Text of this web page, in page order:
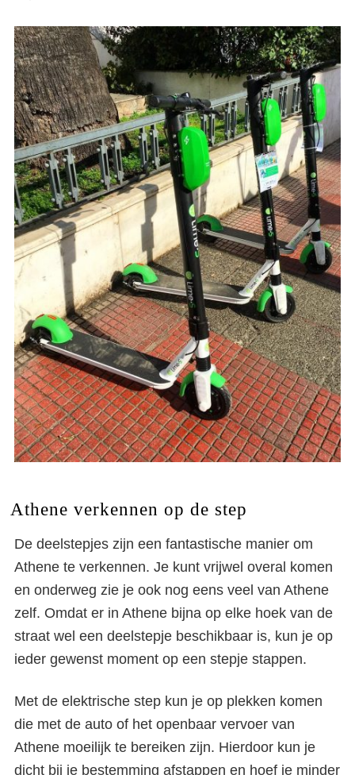
Athene verkennen op de step
De deelstepjes zijn een fantastische manier om
Athene te verkennen. Je kunt vrijwel overal komen
en onderweg zie je ook nog eens veel van Athene
zelf. Omdat er in Athene bijna op elke hoek van de
straat wel een deelstepje beschikbaar is, kun je op
ieder gewenst moment op een stepje stappen.
Met de elektrische step kun je op plekken komen
die met de auto of het openbaar vervoer van
Athene moeilijk te bereiken zijn. Hierdoor kun je
dicht bij je bestemming afstappen en hoef je minder